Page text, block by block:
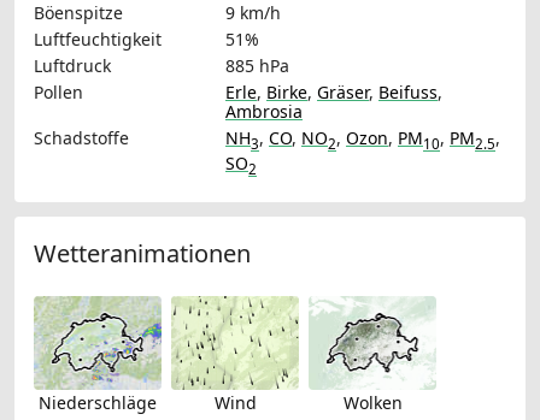
Böenspitze
9 km/h
Luftfeuchtigkeit
51%
Luftdruck
885 hPa
Pollen
Erle, Birke, Gräser, Beifuss,
Ambrosia
Schadstoffe
NH3, CO, NO2, Ozon, PM10, PM2.5,
SO2
Wetteranimationen
Niederschläge Wind Wolken